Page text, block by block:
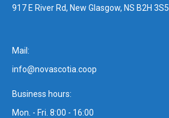
917 E River Rd, New Glasgow, NS B2H 3S5
Mail:
info@novascotia.coop
Business hours:
Mon. - Fri. 8:00 - 16:00